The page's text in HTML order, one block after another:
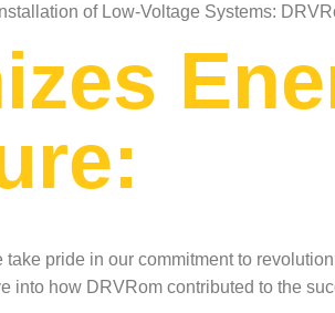
of Low-Voltage Systems:
pride in our commitment to
into how DRVRom contributed to the